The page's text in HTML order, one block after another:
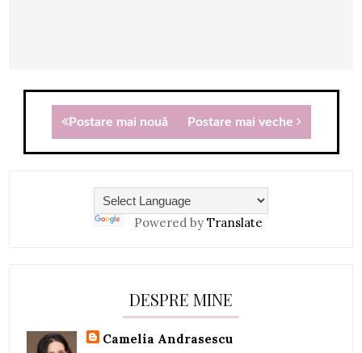
Postare mai nouă Postare mai veche
Powered by Translate
DESPRE MINE
Camelia Andrasescu